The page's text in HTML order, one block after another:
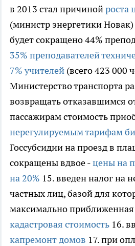
в 2013 стал причинойроста
(министр энергетики Новак)
будет сокращено 44%
35% преподавателей
7% учителей (всего 423 000
Министерство транспорта
возвращать отказавшимся
пассажирам стоимость
нерегулируемым тарифам
Госсубсидии на проезд в
сокращены вдвое -цены на
на 20% 15. введен налог на
частных лиц, базой для
максимально приближенная
кадастровая стоимость 16.
капремонт домов 17. при